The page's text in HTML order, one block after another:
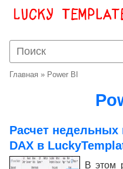
Главная » Power BI
Расчет
DAX в
В этом